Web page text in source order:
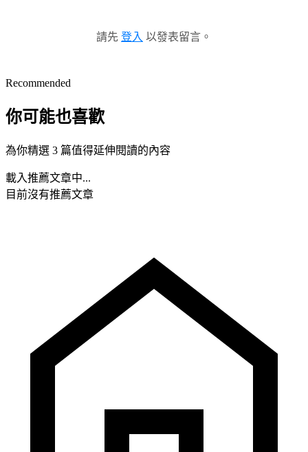
請先 登入 以發表留言。
Recommended
你可能也喜歡
為你精選 3 篇值得延伸閱讀的內容
載入推薦文章中...
目前沒有推薦文章